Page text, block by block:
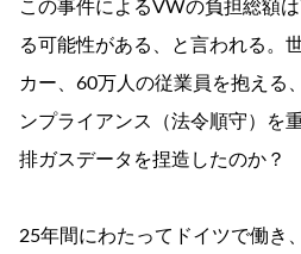
この事件によるVWの負担総額
る可能性がある、と言われる。
カー、60万人の従業員を抱える
ンプライアンス（法令順守）を
排ガスデータを捏造したのか？
25年間にわたってドイツで働き